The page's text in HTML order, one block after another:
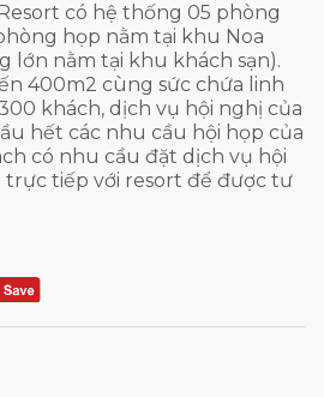
có hệ thống 05 phòng
họp nằm tại khu Noa
lớn nằm tại khu khách sạn).
400m2 cùng sức chứa linh
khách, dịch vụ hội nghị của
hết các nhu cầu hội họp của
có nhu cầu đặt dịch vụ hội
tiếp với resort để được tư